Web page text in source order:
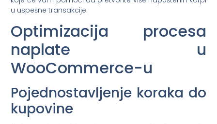
u uspešne transakcije.
Optimizacija procesa
naplate u
WooCommerce-u
Pojednostavljenje koraka do
kupovine